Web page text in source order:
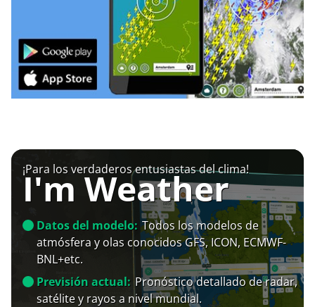
¡Para los verdaderos entusiastas del clima!
I'm Weather
Datos del modelo: Todos los modelos de
atmósfera y olas conocidos GFS, ICON, ECMWF-
BNL+etc.
Previsión actual: Pronóstico detallado de radar,
satélite y rayos a nivel mundial.